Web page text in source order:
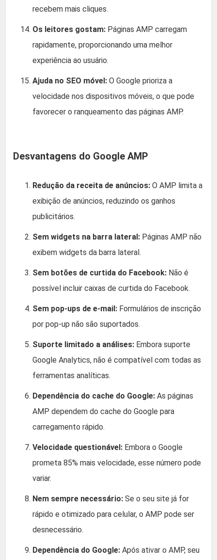
recebem mais cliques.
Os leitores gostam: Páginas AMP carregam
rapidamente, proporcionando uma melhor
experiência ao usuário.
Ajuda no SEO móvel: O Google prioriza a
velocidade nos dispositivos móveis, o que pode
favorecer o ranqueamento das páginas AMP.
Desvantagens do Google AMP
Redução da receita de anúncios: O AMP limita a
exibição de anúncios, reduzindo os ganhos
publicitários.
Sem widgets na barra lateral: Páginas AMP não
exibem widgets da barra lateral.
Sem botões de curtida do Facebook: Não é
possível incluir caixas de curtida do Facebook.
Sem pop-ups de e-mail: Formulários de inscrição
por pop-up não são suportados.
Suporte limitado a análises: Embora suporte
Google Analytics, não é compatível com todas as
ferramentas analíticas.
Dependência do cache do Google: As páginas
AMP dependem do cache do Google para
carregamento rápido.
Velocidade questionável: Embora o Google
prometa 85% mais velocidade, esse número pode
variar.
Nem sempre necessário: Se o seu site já for
rápido e otimizado para celular, o AMP pode ser
desnecessário.
Dependência do Google: Após ativar o AMP, seu